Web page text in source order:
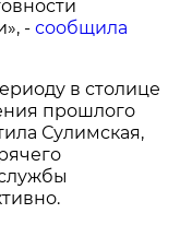
-сообщила
в столице
прошлого
Сулимская,